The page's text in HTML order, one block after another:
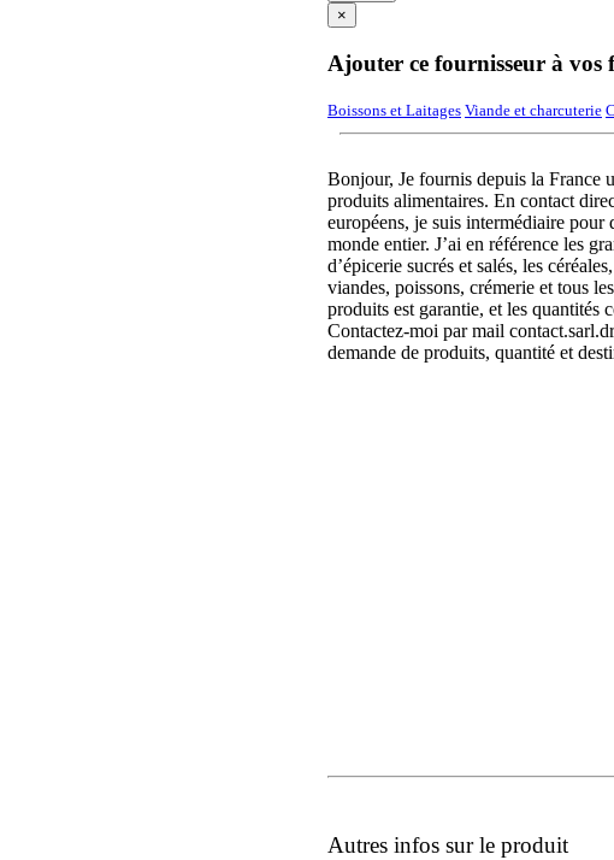
×
Ajouter ce fournisseur à vos
Boissons et Laitages Viande et charcuterie
Bonjour, Je fournis depuis la France
produits alimentaires. En contact
européens, je suis intermédiaire pour
monde entier. J’ai en référence les
d’épicerie sucrés et salés, les
viandes, poissons, crémerie et tous
produits est garantie, et les quantités
Contactez-moi par mail
demande de produits, quantité et
Autres infos sur le produit